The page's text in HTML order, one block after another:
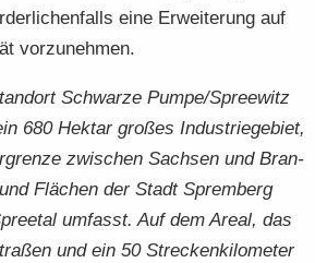
eine Er­wei­te­rung auf
vor­zu­neh­men.
Schwar­ze Pumpe/Spree­witz
680 Hekt­ar gro­ßes In­dus­trie­ge­biet,
zwi­schen Sach­sen und Bran­
Flä­chen der Stadt Sprem­berg
um­fasst. Auf dem Areal, das
und ein 50 Stre­cken­ki­lo­me­ter